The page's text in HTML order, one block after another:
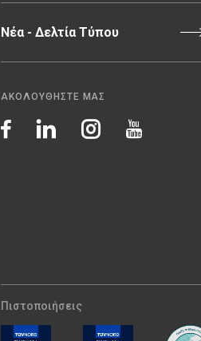
Νέα - Δελτία Τύπου
ΑΚΟΛΟΥΘΗΣΤΕ ΜΑΣ
Πιστοποιήσεις